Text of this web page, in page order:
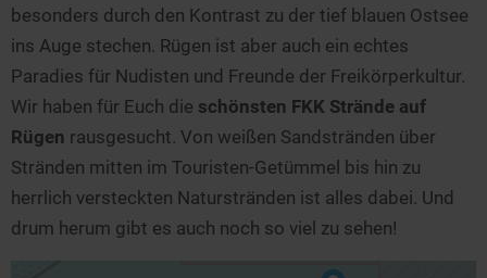
Wandern am See
Radtouren am See
Stand Up Paddeling
Kitesurfen
Kanu- & Kajaktouren
Badeseen in Deutschland
Hausboot-Urlaub
Urlaub an der Küste
Direkt am Wasser
Unterkünfte
Hotels am See
Unterkünfte am See
Hotels am See
Ferienwohnungen
Hausboote
Camping am See
Top-Hotels
Finde deinen See +
Seen in Deiner Nähe
Seen in Deutschland
Seen in Europa
Strandbad-Verzeichnis
besonders durch den Kontrast zu der tief blauen Ostsee
ins Auge stechen. Rügen ist aber auch ein echtes
Paradies für Nudisten und Freunde der Freikörperkultur.
Wir haben für Euch die schönsten FKK Strände auf
Rügen rausgesucht. Von weißen Sandstränden über
Stränden mitten im Touristen-Getümmel bis hin zu
herrlich versteckten Naturstränden ist alles dabei. Und
drum herum gibt es auch noch so viel zu sehen!